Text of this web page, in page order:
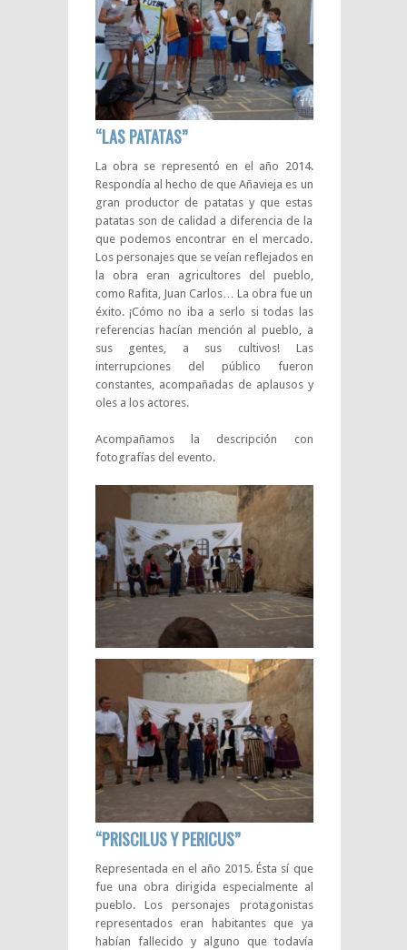
“LAS PATATAS”
La obra se representó en el año 2014.
Respondía al hecho de que Añavieja es un
gran productor de patatas y que estas
patatas son de calidad a diferencia de la
que podemos encontrar en el mercado.
Los personajes que se veían reflejados en
la obra eran agricultores del pueblo,
como Rafita, Juan Carlos… La obra fue un
éxito. ¡Cómo no iba a serlo si todas las
referencias hacían mención al pueblo, a
sus gentes, a sus cultivos! Las
interrupciones del público fueron
constantes, acompañadas de aplausos y
oles a los actores.
Acompañamos la descripción con
fotografías del evento.
“PRISCILUS Y PERICUS”
Representada en el año 2015. Ésta sí que
fue una obra dirigida especialmente al
pueblo. Los personajes protagonistas
representados eran habitantes que ya
habían fallecido y alguno que todavía